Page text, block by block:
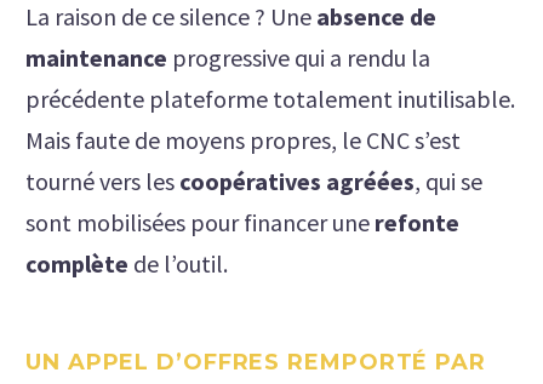
La raison de ce silence ? Une absence de
maintenance progressive qui a rendu la
précédente plateforme totalement inutilisable.
Mais faute de moyens propres, le CNC s’est
tourné vers les coopératives agréées, qui se
sont mobilisées pour financer une refonte
complète de l’outil.
UN APPEL D’OFFRES REMPORTÉ PAR